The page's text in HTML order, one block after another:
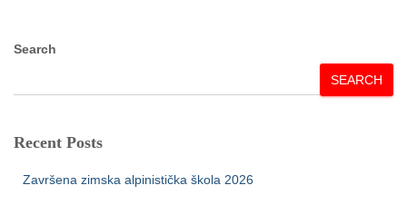
Search
SEARCH
Recent Posts
Završena zimska alpinistička škola 2026